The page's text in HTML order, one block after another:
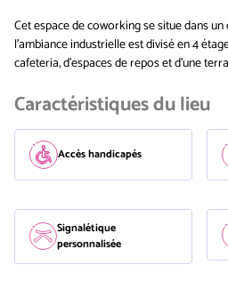
Cet espace de coworking se situe dans
l’ambiance industrielle est divisé en 4
cafeteria, d’espaces de repos et d’une
Caractéristiques du lieu
Accès handicapés
Signalétique
personnalisée